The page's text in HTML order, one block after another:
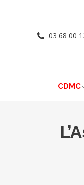
03 68 00
CDMC